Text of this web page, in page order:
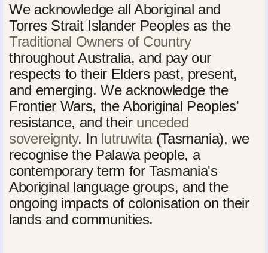
We acknowledge all Aboriginal and
Torres Strait Islander Peoples as the
Traditional Owners of Country
throughout Australia, and pay our
respects to their Elders past, present,
and emerging. We acknowledge the
Frontier Wars, the Aboriginal Peoples'
resistance, and their unceded
sovereignty. In lutruwita(Tasmania), we
recognise the Palawa people, a
contemporary term for Tasmania's
Aboriginal language groups, and the
ongoing impacts of colonisation on their
lands and communities.